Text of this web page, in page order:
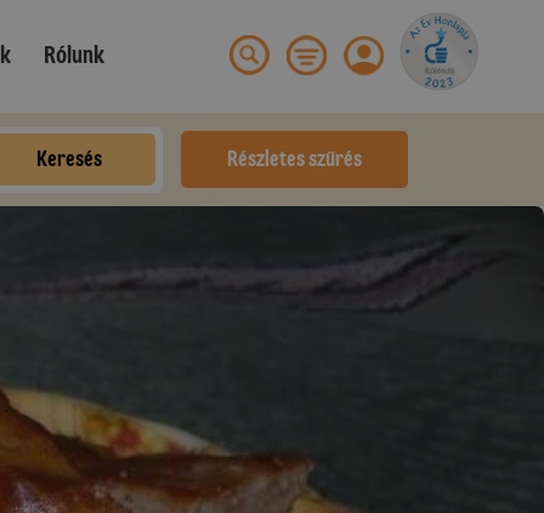
Rólunk
Keresés Részletes szűrés